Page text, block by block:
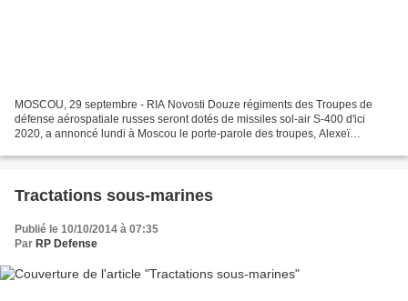
MOSCOU, 29 septembre - RIA Novosti Douze régiments des Troupes de
défense aérospatiale russes seront dotés de missiles sol-air S-400 d'ici
2020, a annoncé lundi à Moscou le porte-parole des troupes, Alexeï
Tractations sous-marines
Publié le 10/10/2014 à 07:35
Par RP Defense